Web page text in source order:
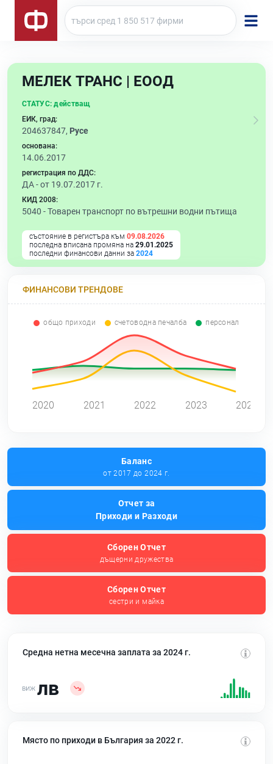
МЕЛЕК ТРАНС | ЕООД
СТАТУС: действащ
ЕИК, град:
204637847, Русе
основана:
14.06.2017
регистрация по ДДС:
ДА - от 19.07.2017 г.
КИД 2008:
5040 -Товарен транспорт по вътрешни водни пътища
състояние в регистъра към 09.08.2026
последна вписана промяна на 29.01.2025
последни финансови данни за 2024
ФИНАНСОВИ ТРЕНДОВЕ
общо приходи счетоводна печалба персонал
2020 2021 2022 2023 2024
Баланс
от 2017 до 2024 г.
Отчет за
Приходи и Разходи
Сборен Отчет
дъщерни дружества
Сборен Отчет
сестри и майка
Средна нетна месечна заплата за 2024 г.
лв
Място по приходи в България за 2022 г.